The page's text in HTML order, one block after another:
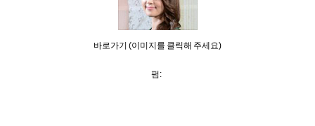
바로가기 (이미지를 클릭해 주세요)
펌: